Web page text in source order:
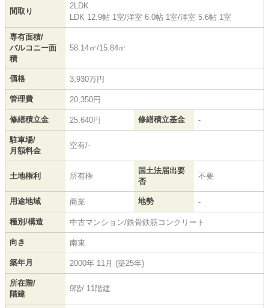
間取り
2LDK
LDK 12.9帖 1室/洋室 6.0帖 1室/洋室 5.6帖 1室
専有面積/
バルコニー面
積
58.14㎡/15.84㎡
価格 3,930万円
管理費 20,350円
修繕積立金 25,640円 修繕積立基金 -
駐車場/
月額料金
空有/-
土地権利 所有権
国土法届出要
否
不要
用途地域 商業 地勢 -
種別/構造 中古マンション/鉄骨鉄筋コンクリート
向き 南東
築年月 2000年 11月 (築25年)
所在階/
階建
9階/ 11階建